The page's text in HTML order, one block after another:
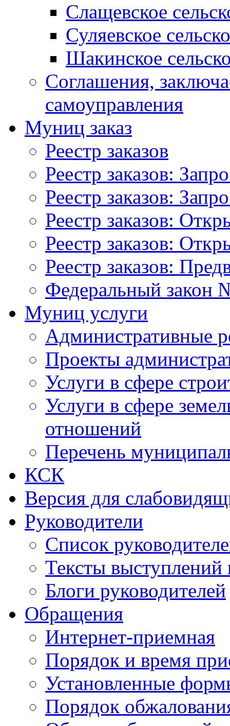
Слащевское
Суляевское
Шакинское
Соглашения,
самоуправления
Муниц заказ
Реестр заказов
Реестр заказов:
Реестр заказов:
Реестр заказов:
Реестр заказов:
Реестр заказов:
Федеральный закон
Муниц услуги
Административные
Проекты
Услуги в сфере
Услуги в сфере
отношений
Перечень
КСК
Версия для
Руководители
Список
Тексты выступлений
Блоги руководителей
Обращения
Интернет-приемная
Порядок и время
Установленные
Порядок